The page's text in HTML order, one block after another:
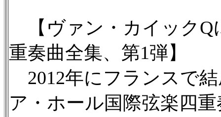
【ヴァン・カイックQ
重奏曲全集、第1弾】
2012年にフランスで
ア・ホール国際弦楽四